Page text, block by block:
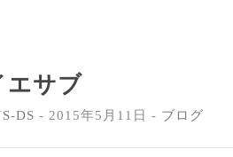
エサブ
DS - 2015年5月11日 - ブログ